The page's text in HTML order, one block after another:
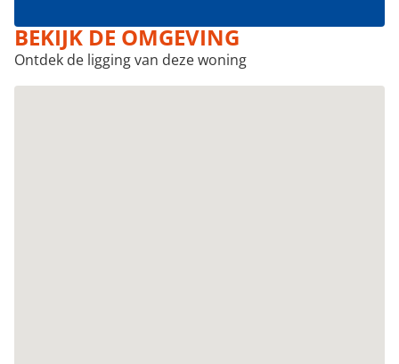
BEKIJK DE OMGEVING
Ontdek de ligging van deze woning